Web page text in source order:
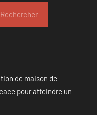
Rechercher
de maison de
pour atteindre un